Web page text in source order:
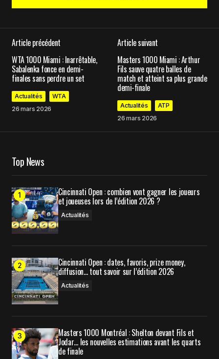
Ajouter un commentaire
champs obligatoires sont indiqués avec*
Enregistrer mon nom, mon e-mail et mon site
dans le navigateur pour mon prochain
commentaire.
Prévenez-moi de tous les nouveaux commentaires
par e-mail.
mail.
Submit Comment
Article précédent
WTA 1000 Miami : Inarrêtable,
Sabalenka fonce en demi-
finales sans perdre un set
Actualités
WTA
26 mars 2026
Article suivant
Masters 1000 Miami : Arthur
Fils sauve quatre balles de
match et atteint sa plus grande
demi-finale
Actualités
ATP
26 mars 2026
Top News
Cincinnati Open : combien vont gagner les joueurs
et joueuses lors de l’édition 2026 ?
Actualités
Cincinnati Open : dates, favoris, prize money,
diffusion… tout savoir sur l’édition 2026
Actualités
Masters 1000 Montréal : Shelton devant Fils et
Jodar… les nouvelles estimations avant les quarts
de finale